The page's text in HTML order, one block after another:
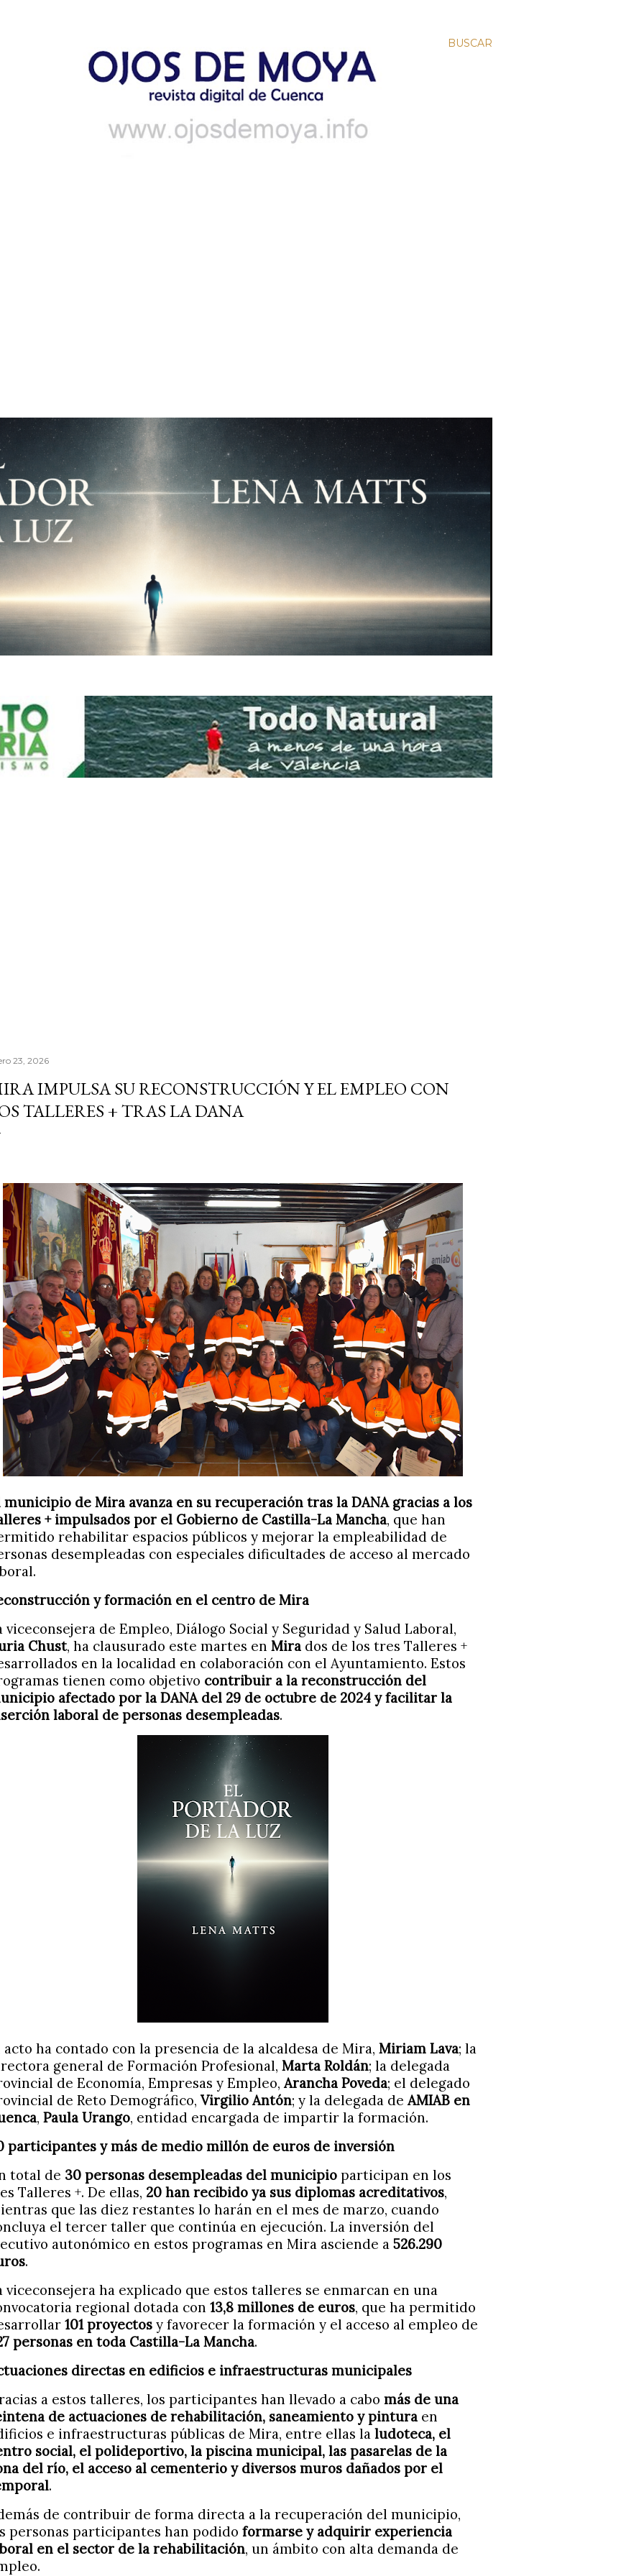
BUSCAR
23, 2026
IMPULSA SU RECONSTRUCCIÓN Y EL EMPLEO CON
TALLERES + TRAS LA DANA
municipio de Mira avanza en su recuperación tras la DANA gracias a los
+ impulsados por el Gobierno de Castilla-La Mancha, que han
rehabilitar espacios públicos y mejorar la empleabilidad de
desempleadas con especiales dificultades de acceso al mercado
y formación en el centro de Mira
viceconsejera de Empleo, Diálogo Social y Seguridad y Salud Laboral,
Chust, ha clausurado este martes en Mira dos de los tres Talleres +
en la localidad en colaboración con el Ayuntamiento. Estos
tienen como objetivo contribuir a la reconstrucción del
afectado por la DANA del 29 de octubre de 2024 y facilitar la
laboral de personas desempleadas.
acto ha contado con la presencia de la alcaldesa de Mira, Miriam Lava; la
general de Formación Profesional, Marta Roldán; la delegada
de Economía, Empresas y Empleo,Arancha Poveda; el delegado
de Reto Demográfico, Virgilio Antón; y la delegada deAMIAB en
, Paula Urango, entidad encargada de impartir la formación.
participantes y más de medio millón de euros de inversión
total de 30 personas desempleadas del municipio participan en los
Talleres +. De ellas, 20 han recibido ya sus diplomas acreditativos,
que las diez restantes lo harán en el mes de marzo, cuando
el tercer taller que continúa en ejecución. La inversión del
autonómico en estos programas en Mira asciende a 526.290
.
viceconsejera ha explicado que estos talleres se enmarcan en una
regional dotada con 13,8 millones de euros, que ha permitido
101 proyectos y favorecer la formación y el acceso al empleo de
personas en toda Castilla-La Mancha.
directas en edificios e infraestructuras municipales
a estos talleres, los participantes han llevado a cabo más de una
de actuaciones de rehabilitación, saneamiento y pintura en
e infraestructuras públicas de Mira, entre ellas la ludoteca, el
social, el polideportivo, la piscina municipal, las pasarelas de la
del río, el acceso al cementerio y diversos muros dañados por el
.
de contribuir de forma directa a la recuperación del municipio,
personas participantes han podido formarse y adquirir experiencia
en el sector de la rehabilitación, un ámbito con alta demanda de